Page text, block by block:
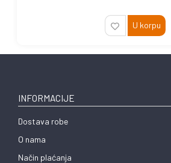
U korpu
INFORMACIJE
Dostava robe
O nama
Način plaćanja